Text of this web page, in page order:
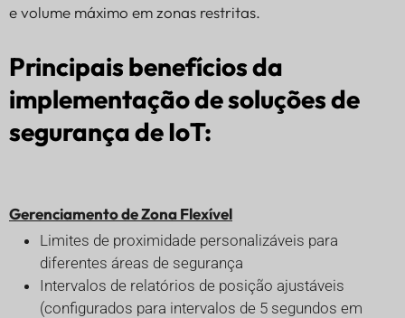
e volume máximo em zonas restritas.
Principais benefícios da
implementação de soluções de
segurança de IoT:
Gerenciamento de Zona Flexível
Limites de proximidade personalizáveis para
diferentes áreas de segurança
Intervalos de relatórios de posição ajustáveis
(configurados para intervalos de 5 segundos em